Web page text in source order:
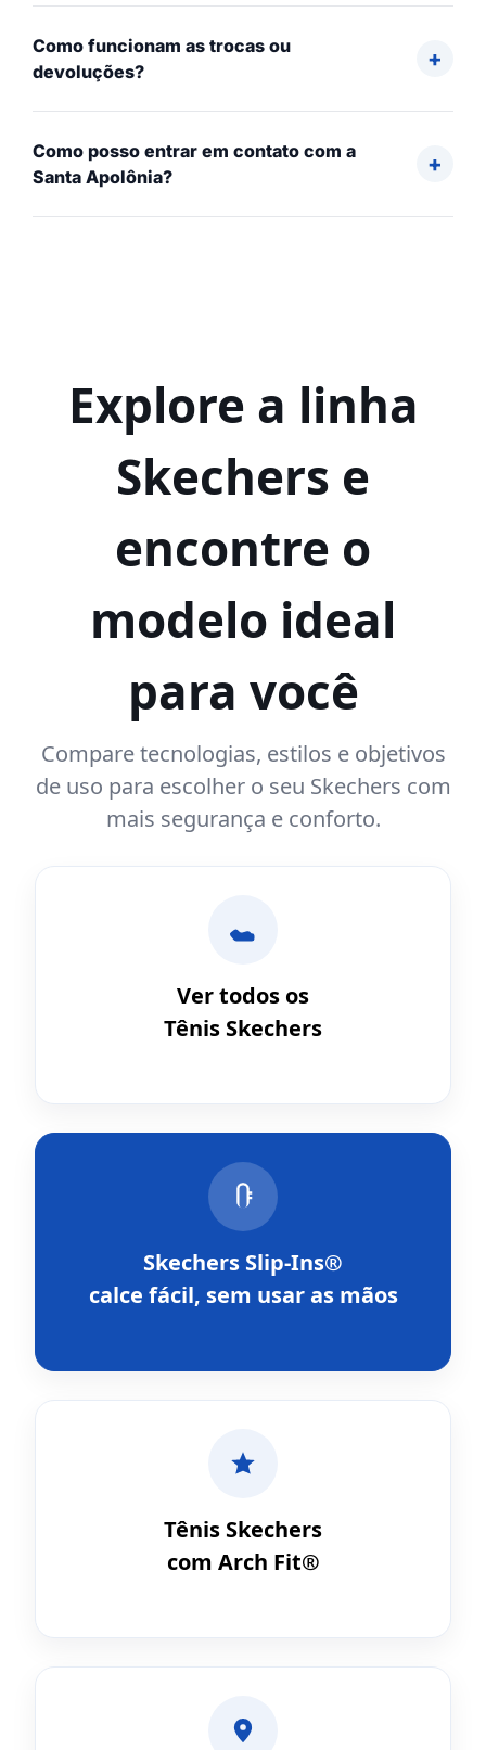
Como funcionam as trocas ou
devoluções?
Como posso entrar em contato com a
Santa Apolônia?
Explore a linha
Skechers e
encontre o
modelo ideal
para você
Compare tecnologias, estilos e objetivos
de uso para escolher o seu Skechers com
mais segurança e conforto.
Ver todos os
Tênis Skechers
Skechers Slip-Ins®
calce fácil, sem usar as mãos
Tênis Skechers
com Arch Fit®